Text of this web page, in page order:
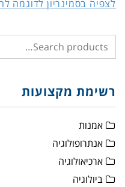
לצפיה בסמינריון לדוגמה
רשימת מקצועות
אמנות
אנתרופולוגיה
ארכיאולוגיה
ביולוגיה